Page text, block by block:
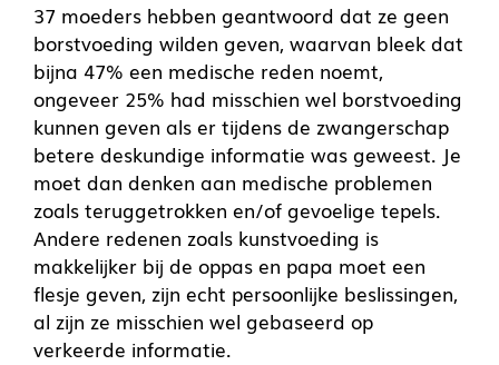
37 moeders hebben geantwoord dat ze geen
borstvoeding wilden geven, waarvan bleek dat
bijna 47% een medische reden noemt,
ongeveer 25% had misschien wel borstvoeding
kunnen geven als er tijdens de zwangerschap
betere deskundige informatie was geweest. Je
moet dan denken aan medische problemen
zoals teruggetrokken en/of gevoelige tepels.
Andere redenen zoals kunstvoeding is
makkelijker bij de oppas en papa moet een
flesje geven, zijn echt persoonlijke beslissingen,
al zijn ze misschien wel gebaseerd op
verkeerde informatie.